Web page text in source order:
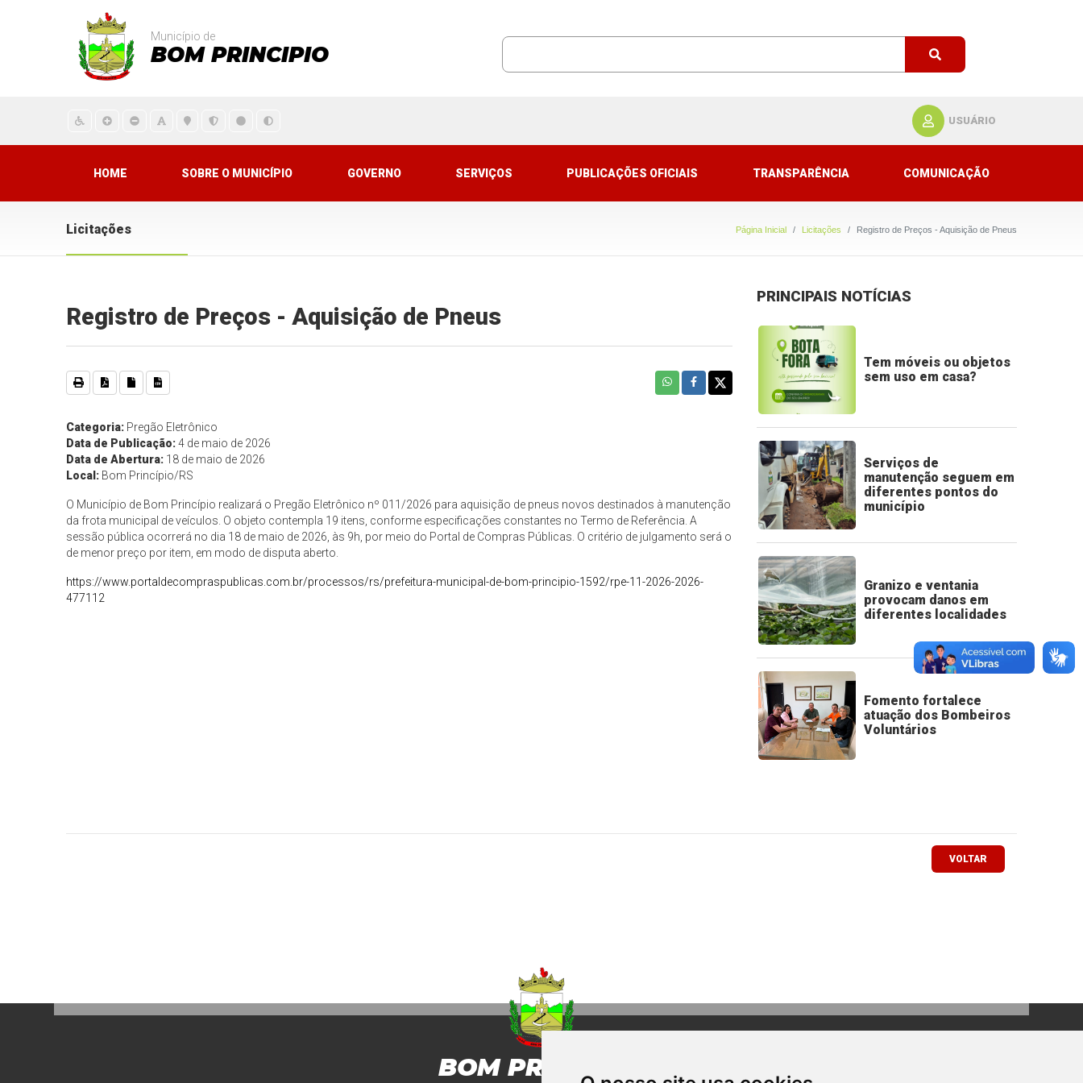
Município de
BOM PRINCIPIO
USUÁRIO
HOME SOBRE O MUNICÍPIO GOVERNO SERVIÇOS PUBLICAÇÕES OFICIAIS TRANSPARÊNCIA COMUNICAÇÃO
Licitações Página Inicial Licitações Registro de Preços - Aquisição de Pneus
Registro de Preços - Aquisição de Pneus
Categoria: Pregão Eletrônico
Data de Publicação:4 de maio de 2026
Data de Abertura: 18 de maio de 2026
Local: Bom Princípio/RS
O Município de Bom Princípio realizará o Pregão Eletrônico nº 011/2026 para aquisição de pneus novos destinados à manutenção
da frota municipal de veículos. O objeto contempla 19 itens, conforme especificações constantes no Termo de Referência. A
sessão pública ocorrerá no dia 18 de maio de 2026, às 9h, por meio do Portal de Compras Públicas. O critério de julgamento será o
de menor preço por item, em modo de disputa aberto.
https://www.portaldecompraspublicas.com.br/processos/rs/prefeitura-municipal-de-bom-principio-1592/rpe-11-2026-2026-
477112
PRINCIPAIS NOTÍCIAS
Tem móveis ou objetos
sem uso em casa?
Serviços de
manutenção seguem em
diferentes pontos do
município
Granizo e ventania
provocam danos em
diferentes localidades
Fomento fortalece
atuação dos Bombeiros
Voluntários
VOLTAR
BOM PRINCIPIO